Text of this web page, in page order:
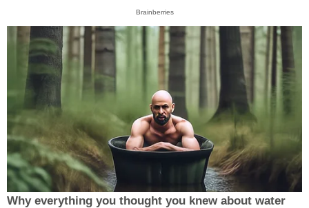
Brainberries
Why everything you thought you knew about water